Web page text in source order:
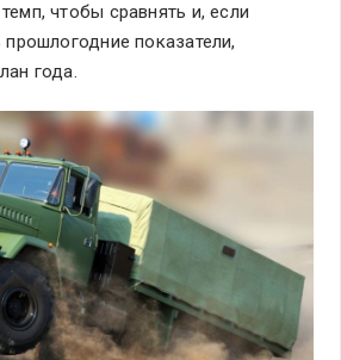
чтобы сравнять и, если
показатели,
года.